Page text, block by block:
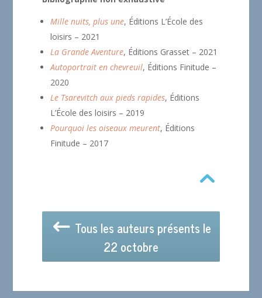
Mille nuits, plus une, Éditions L’École des
loisirs – 2021
La Grande Aventure, Éditions Grasset – 2021
Autoportrait en chevreuil, Éditions Finitude –
2020
Le Tsarevitch aux pieds rapides, Éditions
L’École des loisirs – 2019
Pourquoi les oiseaux meurent, Éditions
Finitude – 2017
Tous les auteurs présents le
22 octobre